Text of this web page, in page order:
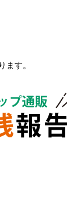
ます。